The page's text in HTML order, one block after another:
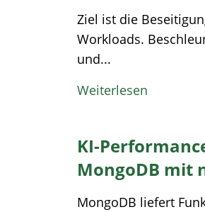
Ziel ist die
Workloads.
und...
Weiterlesen
KI-
MongoDB mit
MongoDB liefert